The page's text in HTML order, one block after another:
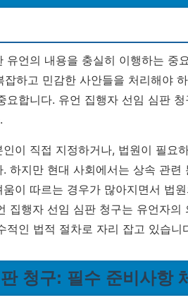
언의 내용을 충실히 이행하는 중
하고 민감한 사안들을 처리해야
요합니다. 유언 집행자 선임 심판
이 직접 지정하거나, 법원이 필요
하지만 현대 사회에서는 상속 관련
이 따르는 경우가 많아지면서 법
집행자 선임 심판 청구는 유언자의
적인 법적 절차로 자리 잡고 있습니
청구: 필수 준비사항